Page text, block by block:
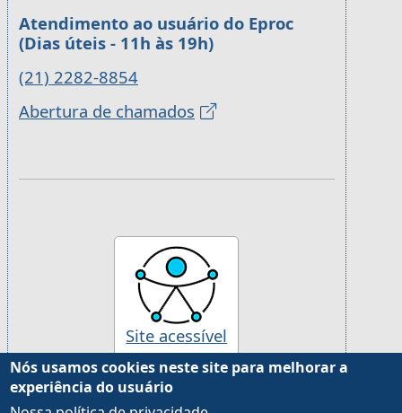
Atendimento ao usuário do Eproc
(Dias úteis - 11h às 19h)
(21) 2282-8854
Abertura de chamados
Site acessível
Desenvolvido pela Justiça Federal da 2ª Região, com
Nós usamos cookies neste site para melhorar a
experiência do usuário